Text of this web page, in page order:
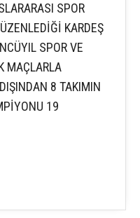
SPOR
KARDEŞ
SPOR VE
MAÇLARLA
8 TAKIMIN
19